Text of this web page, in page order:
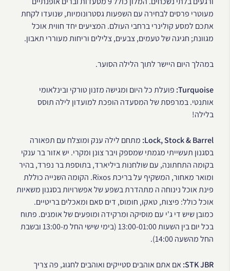
מעוטרי פרסים לבחירה עם השפעות גסטרונומיות, שנועדו לקחת
אתכם למסע קולינרי ברחבי העולם. המציעים יחד חווית אוכל
מגוונת; חגיגה של טעמים, צבעים, צלילים וריחות מעוררי תאבון.
במהלך היום היישר לתוך הלילה הסוער.
Turquoise: פועלת כל היום ומגישה מזנון טורקי ובינלאומי
אותנטי. במרפסת של המסעדה הופכת למועדון לילה תוסס
בלילה!
Lock, Stock & Barrel: מתחם לילה ענק ומוצלח עם תפאורה
בסגנון תעשייתי מגמתי שמספק ויבר צונן ומקרי. יש אזור בר ענקי
בקומה התחתונה, עם שולחנות ביליארד, בתוספת בר נפרד, בהיר
ומואר מאחור, המשקיף על בריכת Rixos. הקומה השנייה כוללת
פינת אוכל נינוחה ה מתהדרת בשפע של אפשרויות בסגנון משאיות
אוכל כולל: פיצות, טאקו, חומוס, דים סאם ומאכלים בריטיים.
כמובן שיש די ג'י עם מוסיקה ומרקידה ומופעים של אומנים. פתוח
בכל יום בין השעות 13:00-01:00 (בימי שישי החל מ-13:00 ובשבת
החל מהשעה 14:00).
STK JBR: אם אתם אוהבים סטייקים ואוהבים לחגוג, פה צריך